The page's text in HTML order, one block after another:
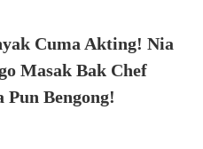
Cuma Akting! Nia
Masak Bak Chef
Pun Bengong!